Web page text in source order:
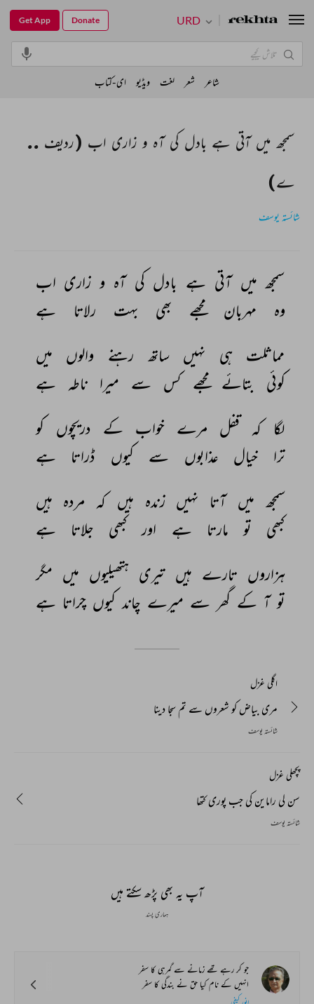
سمجھ میں آتی ہے بادل کی آہ و زاری اب (ردیف ..
ے)
شائستہ یوسف
سمجھ میں آتی ہے بادل کی آہ و زاری اب
وہ
مہربان مجھے بھی بہت رلاتا
ہے
مماثلت
ہی نہیں ساتھ رہنے والوں
میں
کوئی
بتائے مجھے کس سے میرا ناطہ
ہے
لگا کہ قفل مرے خواب کے دریچوں
کو
ترا
خیال عذابوں سے کیوں ڈراتا
ہے
سمجھ میں آتا نہیں زندہ ہیں کہ مردہ ہیں
کبھی
تو مارتا ہے اور کبھی جلاتا
ہے
ہزاروں تارے ہیں تیری ہتھیلیوں میں مگر
تو آ کے گھر سے میرے چاند کیوں چراتا ہے
اگلی غزل
مری بیاض کو شعروں سے تم سجا دینا
شائستہ یوسف
پچھلی غزل
سن لی راماین کی جب پوری کتھا
شائستہ یوسف
آپ یہ بھی پڑھ سکتے ہیں
ہماری پسند
جو کر رہے تھے زمانے سے گمرہی کا سفر
انہیں کے نام کیا حق نے بندگی کا سفر
URD
Get App Donate
شاعر شعر لغت ویڈیو ای-کتاب